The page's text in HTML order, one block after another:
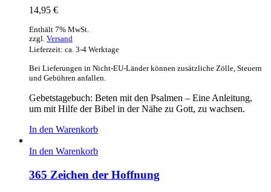
14,95 €
Enthält 7% MwSt.
zzgl. Versand
Lieferzeit: ca. 3-4 Werktage
Bei Lieferungen in Nicht-EU-Länder können zusätzliche Zölle, Steuern
und Gebühren anfallen.
Gebetstagebuch: Beten mit den Psalmen – Eine Anleitung,
um mit Hilfe der Bibel in der Nähe zu Gott, zu wachsen.
In den Warenkorb
In den Warenkorb
365 Zeichen der Hoffnung